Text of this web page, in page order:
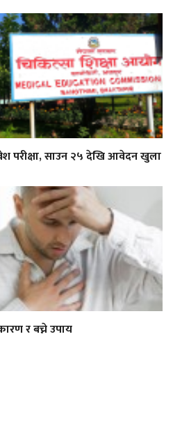
परीक्षा, साउन २५ देखि आवेदन खुला
र बच्ने उपाय